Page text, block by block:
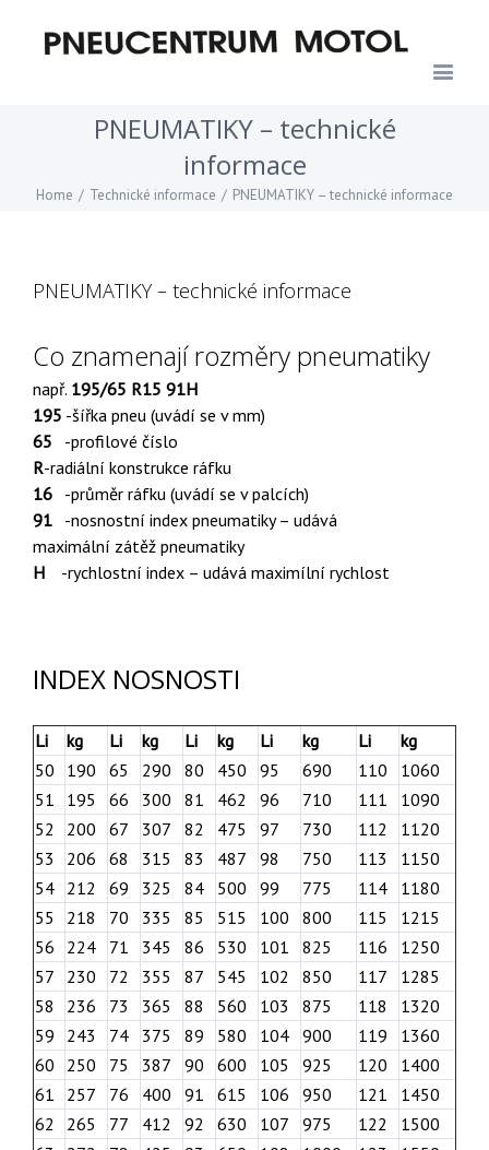
PNEUMATIKY – technické
informace
Home / Technické informace / PNEUMATIKY – technické informace
PNEUMATIKY – technické informace
Co znamenají rozměry pneumatiky
např. 195/65 R15 91H
195 -šířka pneu (uvádí se v mm)
65 -profilové číslo
R-radiální konstrukce ráfku
16 -průměr ráfku (uvádí se v palcích)
91 -nosnostní index pneumatiky – udává
maximální zátěž pneumatiky
H -rychlostní index – udává maximílní rychlost
INDEX NOSNOSTI
Li kg Li kg Li kg Li kg Li
kg
50
190 65 290 80 450 95 690 110
1060
51
195 66 300 81 462 96 710 111
1090
52
200 67 307 82 475 97 730 112
1120
53
206 68 315 83 487 98 750 113
1150
54 212 69 325 84 500 99 775 114
1180
55
218 70 335 85 515 100 800 115
1215
56
224 71 345 86 530 101 825 116
1250
57
230 72 355 87 545 102 850 117
1285
58
236 73 365 88 560 103 875 118
1320
59
243 74 375 89 580 104 900 119
1360
60
250 75 387 90 600 105 925 120
1400
61
257 76 400 91 615 106 950 121
1450
62
265 77 412 92 630 107 975 122
1500